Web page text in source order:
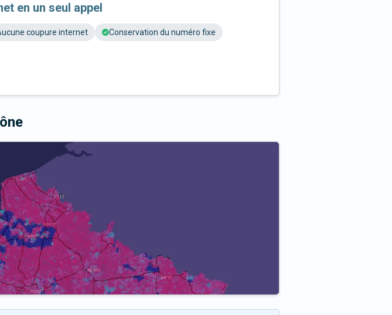
en un seul appel
coupure internet Conservation du numéro fixe